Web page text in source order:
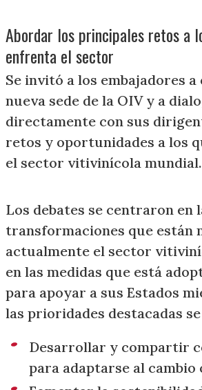
Abordar los principales retos a
enfrenta el sector
Se invitó a los embajadores
nueva sede de la OIV y a
directamente con sus
retos y oportunidades a los
el sector vitivinícola mundial.
Los debates se centraron en
transformaciones que están
actualmente el sector
en las medidas que está
para apoyar a sus Estados
las prioridades destacadas
Desarrollar y compartir
para adaptarse al